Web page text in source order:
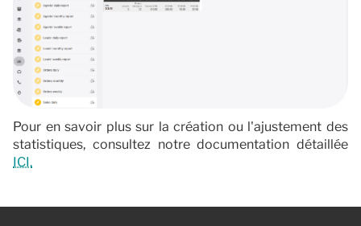
Pour en savoir plus sur la création ou l'ajustement des
statistiques, consultez notre documentation détaillée
ICI.